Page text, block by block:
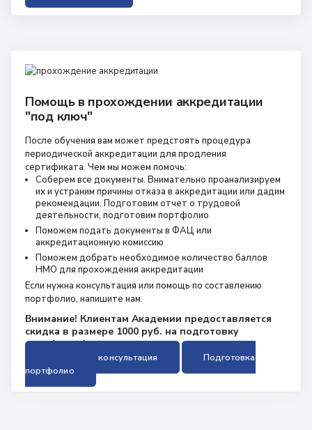
Помощь в прохождении аккредитации
"под ключ"
После обучения вам может предстоять процедура
периодической аккредитации для продления
сертификата. Чем мы можем помочь:
Соберем все документы. Внимательно проанализируем
их и устраним причины отказа в аккредитации или дадим
рекомендации. Подготовим отчет о трудовой
деятельности, подготовим портфолио
Поможем подать документы в ФАЦ или
аккредитационную комиссию
Поможем добрать необходимое количество баллов
НМО для прохождения аккредитации
Если нужна консультация или помощь по составлению
портфолио, напишите нам.
Внимание! Клиентам Академии предоставляется
скидка в размере 1000 руб. на подготовку
портфолио!
Бесплатная консультация
Подготовка
портфолио